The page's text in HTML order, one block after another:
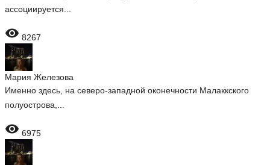
ассоциируется...
 8267
Мария Железова
Именно здесь, на северо-западной оконечности Малаккского
полуострова,...
 6975